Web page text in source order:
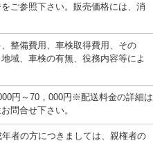
ご参照下さい。販売価格には、消
整備費用、車検取得費用、その
域、車検の有無、役務内容等によ
円～70，000円※配送料金の詳細は
問合せ下さい。
者の方につきましては、親権者の